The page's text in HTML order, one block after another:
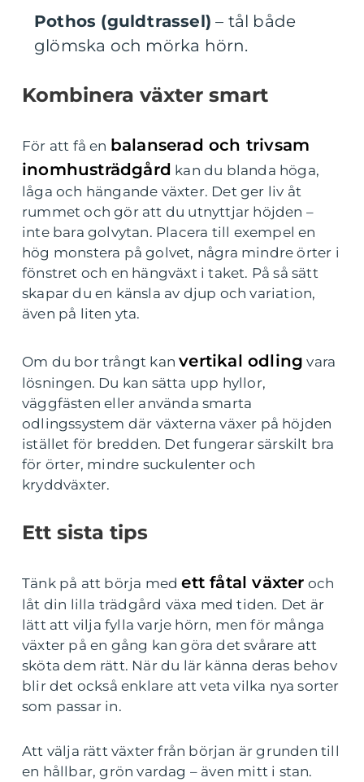
Pothos (guldtrassel) – tål både
glömska och mörka hörn.
Kombinera växter smart
För att få en balanserad och trivsam
inomhusträdgård kan du blanda höga,
låga och hängande växter. Det ger liv åt
rummet och gör att du utnyttjar höjden –
inte bara golvytan. Placera till exempel en
hög monstera på golvet, några mindre örter i
fönstret och en hängväxt i taket. På så sätt
skapar du en känsla av djup och variation,
även på liten yta.
Om du bor trångt kanvertikal odling vara
lösningen. Du kan sätta upp hyllor,
väggfästen eller använda smarta
odlingssystem där växterna växer på höjden
istället för bredden. Det fungerar särskilt bra
för örter, mindre suckulenter och
kryddväxter.
Ett sista tips
Tänk på att börja medett fåtal växter och
låt din lilla trädgård växa med tiden. Det är
lätt att vilja fylla varje hörn, men för många
växter på en gång kan göra det svårare att
sköta dem rätt. När du lär känna deras behov
blir det också enklare att veta vilka nya sorter
som passar in.
Att välja rätt växter från början är grunden till
en hållbar, grön vardag – även mitt i stan.